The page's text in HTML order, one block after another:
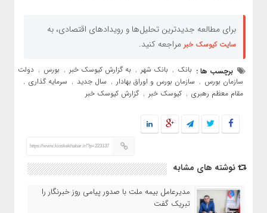
برای مطالعه جدیدترین تحلیل‌ها و رویدادهای اقتصادی، به
سایت کیوسک خبر مراجعه کنید.
برچسب ها : بانک , بانک شهر , به گزارش کیوسک خبر , بورس , دولت
سازمان بورس , سازمان بورس و اوراق بهادار , سال جدید , سرمایه گذاری ,
مقام معظم رهبری , کیوسک خبر , گزارش کیوسک خبر
https://www.kioskekhabar.ir/?p=223137
نوشته های مشابه
مدیرعامل بیمه ملت با صدور پیامی روز خبرنگار را
تبریک گفت